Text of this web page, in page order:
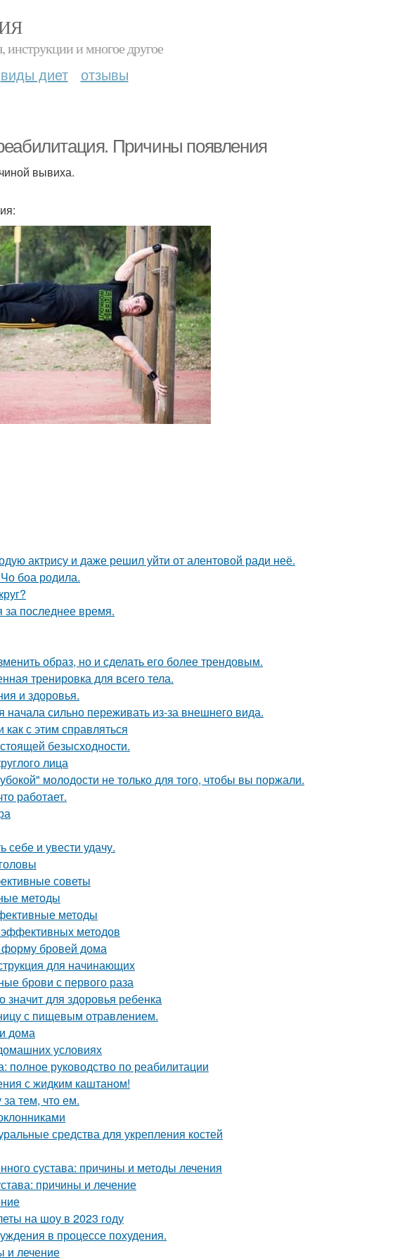
инструкции и многое другое
виды диет отзывы
Причины появления
вывиха.
актрису и даже решил уйти от алентовой ради неё.
боа родила.
за последнее время.
образ, но и сделать его более трендовым.
тренировка для всего тела.
и здоровья.
сильно переживать из-за внешнего вида.
с этим справляться
безысходности.
лица
молодости не только для того, чтобы вы поржали.
работает.
и увести удачу.
советы
методы
методы
эффективных методов
форму бровей дома
для начинающих
брови с первого раза
значит для здоровья ребенка
с пищевым отравлением.
дома
условиях
полное руководство по реабилитации
с жидким каштаном!
тем, что ем.
средства для укрепления костей
сустава: причины и методы лечения
причины и лечение
на шоу в 2023 году
в процессе похудения.
и лечение